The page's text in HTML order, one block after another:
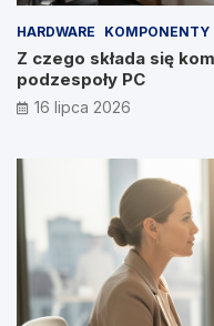
HARDWARE KOMPONENTY
Z czego składa się
podzespoły PC
16 lipca 2026